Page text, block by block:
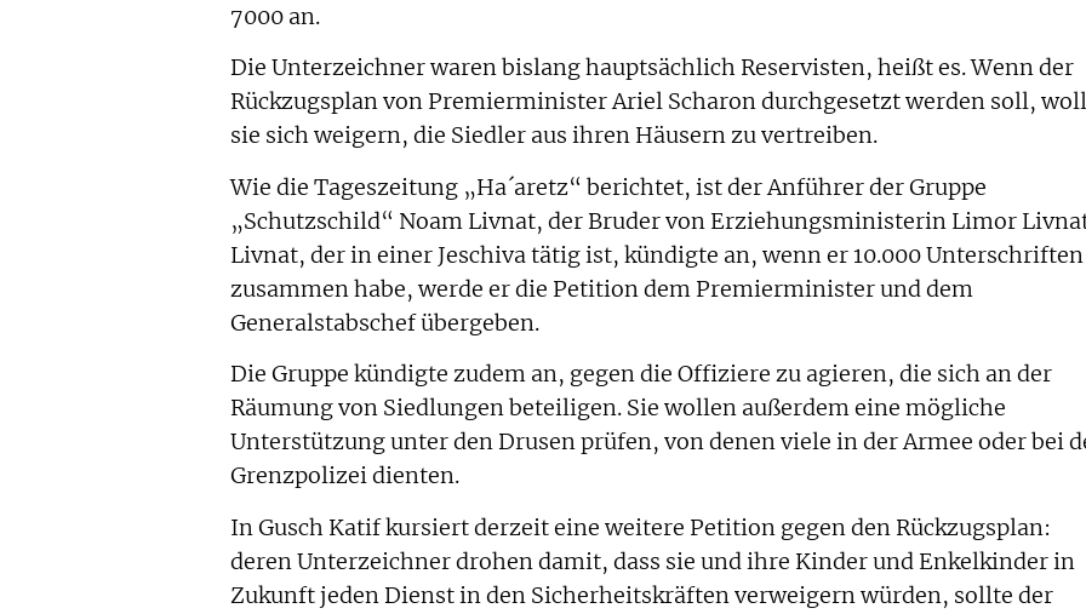
7000 an.
Die Unterzeichner waren bislang hauptsächlich Reservisten, heißt es. Wenn der
Rückzugsplan von Premierminister Ariel Scharon durchgesetzt werden soll,
sie sich weigern, die Siedler aus ihren Häusern zu vertreiben.
Wie die Tageszeitung „Ha´aretz“ berichtet, ist der Anführer der Gruppe
„Schutzschild“ Noam Livnat, der Bruder von Erziehungsministerin Limor
Livnat, der in einer Jeschiva tätig ist, kündigte an, wenn er 10.000 Unterschriften
zusammen habe, werde er die Petition dem Premierminister und dem
Generalstabschef übergeben.
Die Gruppe kündigte zudem an, gegen die Offiziere zu agieren, die sich an der
Räumung von Siedlungen beteiligen. Sie wollen außerdem eine mögliche
Unterstützung unter den Drusen prüfen, von denen viele in der Armee oder bei
Grenzpolizei dienten.
In Gusch Katif kursiert derzeit eine weitere Petition gegen den Rückzugsplan:
deren Unterzeichner drohen damit, dass sie und ihre Kinder und Enkelkinder in
Zukunft jeden Dienst in den Sicherheitskräften verweigern würden, sollte der